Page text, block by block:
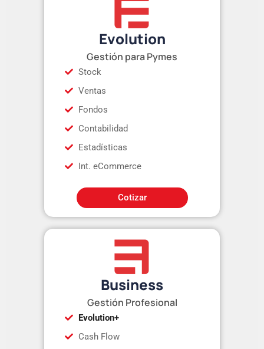
Evolution
Gestión para Pymes
Stock
Ventas
Fondos
Contabilidad
Estadísticas
Int. eCommerce
Cotizar
Business
Gestión Profesional
Evolution+
Cash Flow